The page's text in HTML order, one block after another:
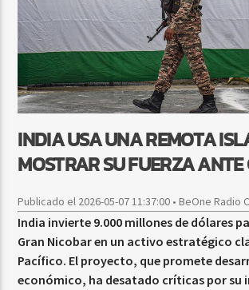
Beone Radio
INDIA USA UNA REMOTA
MOSTRAR SU FUERZA
Publicado el 2026-05-07 11:37:00 • BeOne Radio
India invierte 9.000 millones de dólares
Gran Nicobar en un activo estratégico
Pacífico. El proyecto, que promete
económico, ha desatado críticas por su